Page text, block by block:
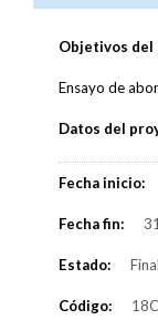
Objetivos
Ensayo de
Datos del
Fecha inicio:
Fecha fin:
Estado:
Código: